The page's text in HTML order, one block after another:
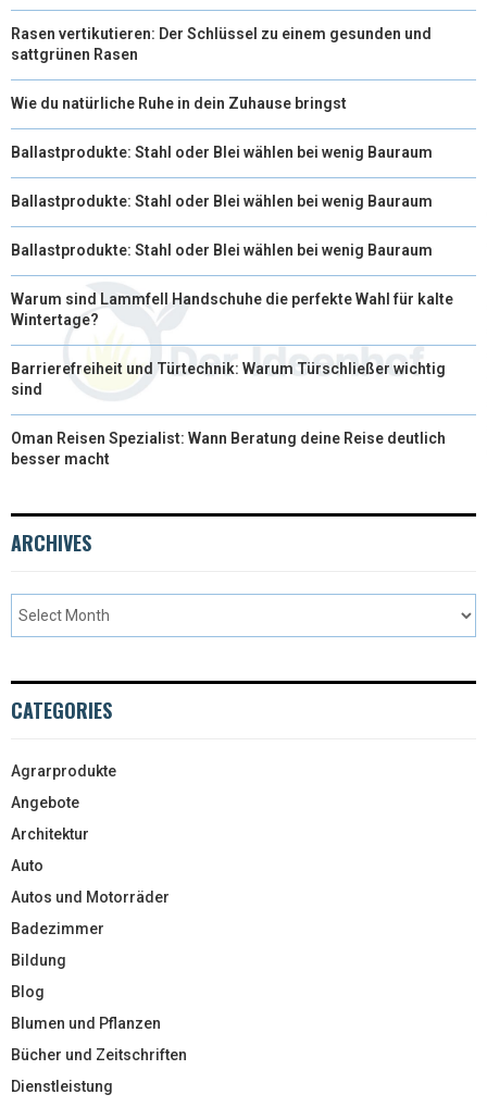
Rasen vertikutieren: Der Schlüssel zu einem gesunden und
sattgrünen Rasen
Wie du natürliche Ruhe in dein Zuhause bringst
Ballastprodukte: Stahl oder Blei wählen bei wenig Bauraum
Ballastprodukte: Stahl oder Blei wählen bei wenig Bauraum
Ballastprodukte: Stahl oder Blei wählen bei wenig Bauraum
Warum sind Lammfell Handschuhe die perfekte Wahl für kalte
Wintertage?
Barrierefreiheit und Türtechnik: Warum Türschließer wichtig
sind
Oman Reisen Spezialist: Wann Beratung deine Reise deutlich
besser macht
ARCHIVES
CATEGORIES
Agrarprodukte
Angebote
Architektur
Auto
Autos und Motorräder
Badezimmer
Bildung
Blog
Blumen und Pflanzen
Bücher und Zeitschriften
Dienstleistung